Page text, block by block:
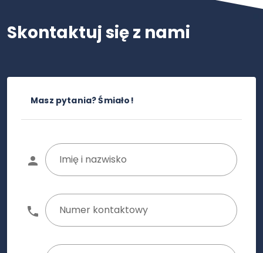
Skontaktuj się z nami
Masz pytania? Śmiało!
Imię i nazwisko
Numer kontaktowy